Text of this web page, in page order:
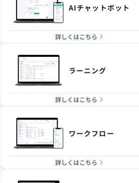
AIチャットボット
詳しくはこちら
ラーニング
詳しくはこちら
ワークフロー
詳しくはこちら